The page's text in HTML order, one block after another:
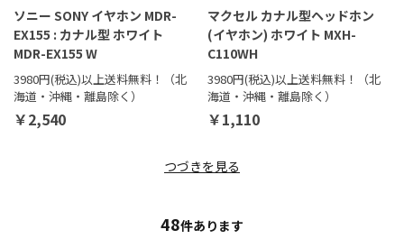
ソニー SONY イヤホン MDR-
EX155 : カナル型 ホワイト
MDR-EX155 W
3980円(税込)以上送料無料！（北
海道・沖縄・離島除く）
￥2,540
マクセル カナル型ヘッドホン
(イヤホン) ホワイト MXH-
C110WH
3980円(税込)以上送料無料！（北
海道・沖縄・離島除く）
￥1,110
つづきを見る
48件あります